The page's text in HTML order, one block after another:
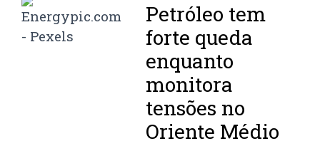
Petróleo tem
forte queda
enquanto
monitora
tensões no
Oriente Médio